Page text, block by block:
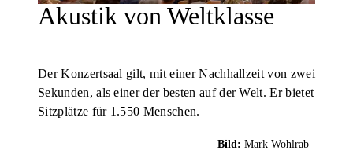
Akustik von Weltklasse
Der Konzertsaal gilt, mit einer Nachhallzeit von zwei
Sekunden, als einer der besten auf der Welt. Er bietet
Sitzplätze für 1.550 Menschen.
Bild: Mark Wohlrab